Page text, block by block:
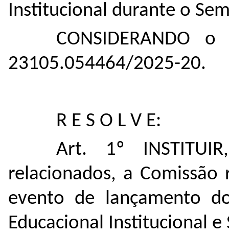
Institucional durante o
CONSIDERANDO
23105.054464/2025-20.
R E S O L V E:
Art. 1º
relacionados, a Comissão
evento de lançamento
Educacional Institucional